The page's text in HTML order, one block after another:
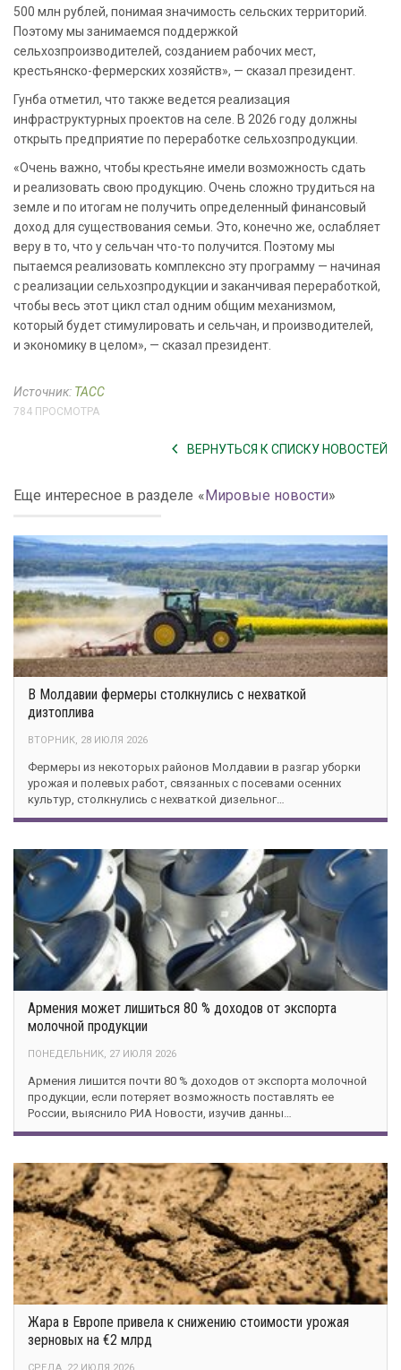
500 млн рублей, понимая значимость сельских территорий.
Поэтому мы занимаемся поддержкой
сельхозпроизводителей, созданием рабочих мест,
крестьянско-фермерских хозяйств», — сказал президент.
Гунба отметил, что также ведется реализация
инфраструктурных проектов на селе. В 2026 году должны
открыть предприятие по переработке сельхозпродукции.
«Очень важно, чтобы крестьяне имели возможность сдать
и реализовать свою продукцию. Очень сложно трудиться на
земле и по итогам не получить определенный финансовый
доход для существования семьи. Это, конечно же, ослабляет
веру в то, что у сельчан что-то получится. Поэтому мы
пытаемся реализовать комплексно эту программу — начиная
с реализации сельхозпродукции и заканчивая переработкой,
чтобы весь этот цикл стал одним общим механизмом,
который будет стимулировать и сельчан, и производителей,
и экономику в целом», — сказал президент.
Источник: ТАСС
784 ПРОСМОТРА
ВЕРНУТЬСЯ К СПИСКУ НОВОСТЕЙ
Еще интересное в разделе «Мировые новости»
В Молдавии фермеры столкнулись с нехваткой
дизтоплива
ВТОРНИК, 28 ИЮЛЯ 2026
Фермеры из некоторых районов Молдавии в разгар уборки
урожая и полевых работ, связанных с посевами осенних
культур, столкнулись с нехваткой дизельног…
Армения может лишиться 80 % доходов от экспорта
молочной продукции
ПОНЕДЕЛЬНИК, 27 ИЮЛЯ 2026
Армения лишится почти 80 % доходов от экспорта молочной
продукции, если потеряет возможность поставлять ее
России, выяснило РИА Новости, изучив данны…
Жара в Европе привела к снижению стоимости урожая
зерновых на €2 млрд
СРЕДА, 22 ИЮЛЯ 2026